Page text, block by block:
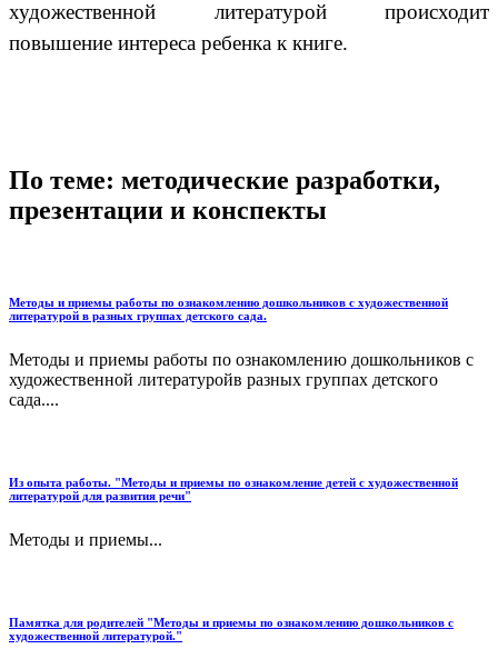
художественной литературой происходит
повышение интереса ребенка к книге.
По теме: методические разработки,
презентации и конспекты
Методы и приемы работы по ознакомлению дошкольников с художественной
литературой в разных группах детского сада.
Методы и приемы работы по ознакомлению дошкольников с
художественной литературойв разных группах детского
сада....
Из опыта работы. "Методы и приемы по ознакомление детей с художественной
литературой для развития речи"
Методы и приемы...
Памятка для родителей "Методы и приемы по ознакомлению дошкольников с
художественной литературой."